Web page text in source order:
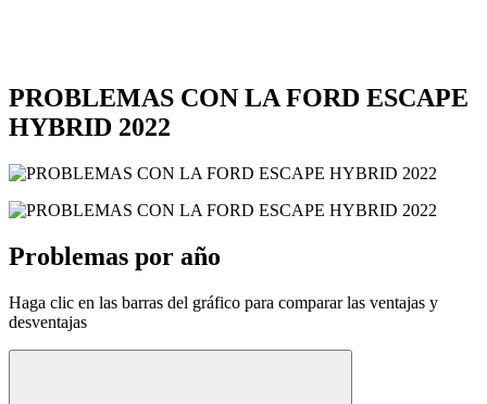
PROBLEMAS CON LA FORD ESCAPE
HYBRID 2022
Problemas por año
Haga clic en las barras del gráfico para comparar las ventajas y
desventajas